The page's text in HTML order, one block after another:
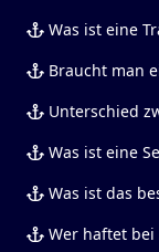
Was ist eine
Braucht man
Unterschied
Was ist eine
Was ist das
Wer haftet bei